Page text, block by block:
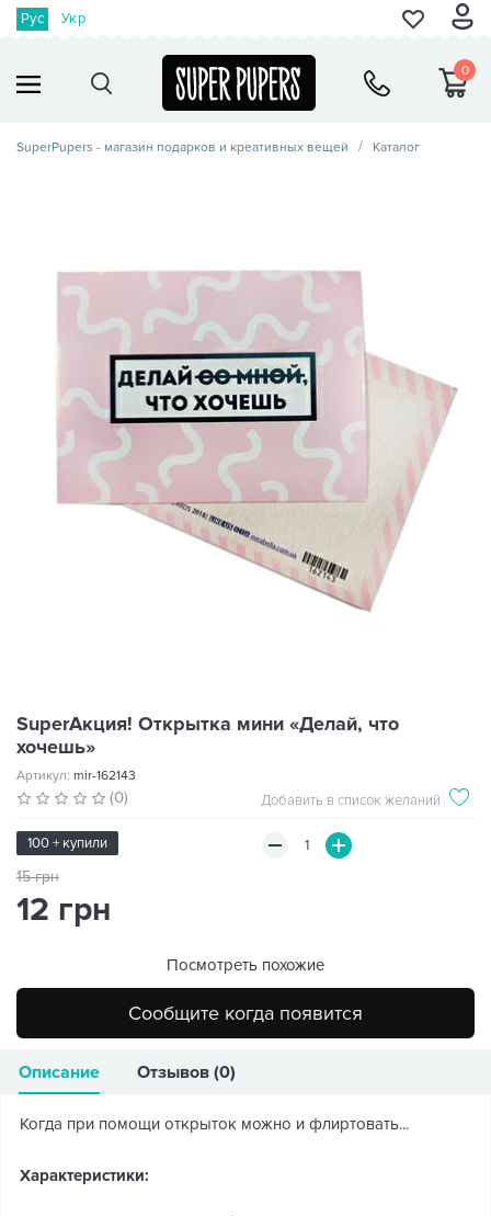
Рус Укр
0
SuperPupers - магазин подарков и креативных вещей Каталог
SuperАкция! Открытка мини «Делай, что
хочешь»
Артикул: mir-162143
(0) Добавить в список желаний
100 + купили
15 грн
12 грн
Посмотреть похожие
Сообщите когда появится
Описание Отзывов (0)
Когда при помощи открыток можно и флиртовать...
Характеристики: